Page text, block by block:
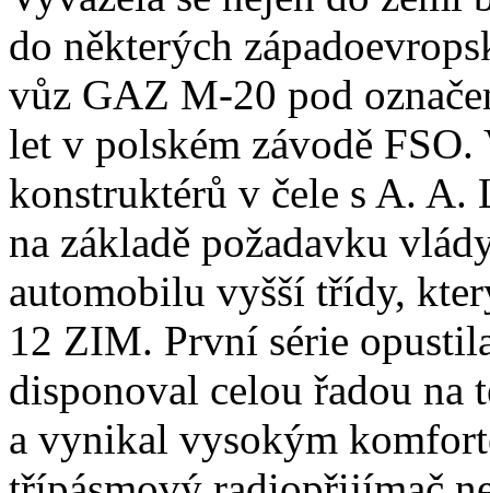
do některých
vůz GAZ M-20 pod
let v polském závodě
konstruktérů v čele s A. A.
na základě požadavku
automobilu vyšší třídy,
12 ZIM. První série
disponoval celou řadou na
a vynikal vysokým